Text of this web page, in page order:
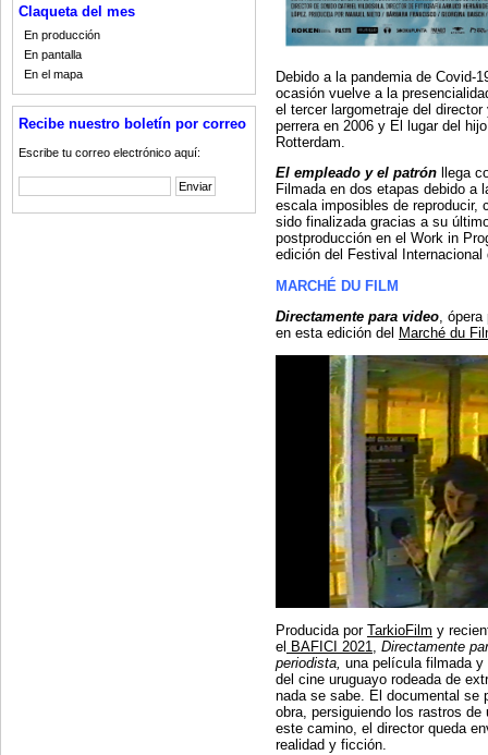
Claqueta del mes
En producción
En pantalla
En el mapa
Recibe nuestro boletín por correo
Escribe tu correo electrónico aquí:
Debido a la pandemia de Covid-
ocasión vuelve a la
el tercer largometraje del
perrera en 2006 y El lugar del
Rotterdam.
El empleado y el patrón llega
Filmada en dos etapas debido a
escala imposibles de reproducir,
sido finalizada gracias a su
postproducción en el Work in
edición del Festival
MARCHÉ DU FILM
Directamente para video ,
en esta edición del Marché du
Producida por TarkioFilm y
el BAFICI 2021, Directamente
periodista, una película filmada
del cine uruguayo rodeada de
nada se sabe. El documental se
obra, persiguiendo los rastros
este camino, el director queda
realidad y ficción.